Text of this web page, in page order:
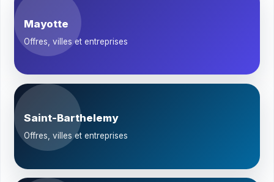
Mayotte
Offres, villes et entreprises
Saint-Barthelemy
Offres, villes et entreprises